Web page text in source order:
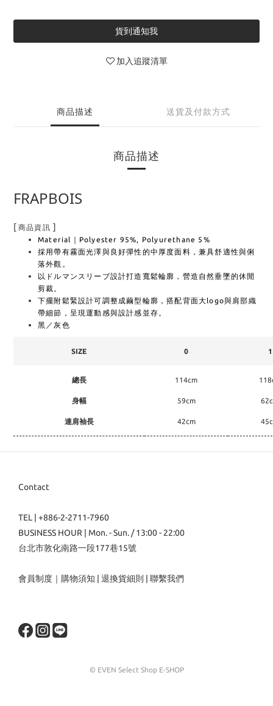
貨到通知我
加入追蹤清單
商品描述 送貨及付款方式
商品描述
FRAPBOIS
[ 商品資訊 ]
Material｜Polyester 95%, Polyurethane 5%
採用帶有霧面光澤與良好彈性的中厚度面料，兼具舒適性與俐
落外觀。
以ドルマンスリーブ設計打造寬鬆輪廓，營造自然垂墜的休閒
剪裁。
下擺附鬆緊設計可調整成繭型輪廓，搭配背面大logo與肩部織
帶細節，呈現運動感與設計感並存。
黑／灰色
SIZE 0 1
總長
身幅
連肩袖長
114cm
59cm
42cm
Contact
TEL | +886-2-2711-7960
BUSINESS HOUR | Mon. - Sun. / 13:00 - 22:00
台北市敦化南路一段177巷15號
會員制度 ｜ 購物須知 退換貨細則 聯繫我們
© EVEN Select Shop E-SHOP